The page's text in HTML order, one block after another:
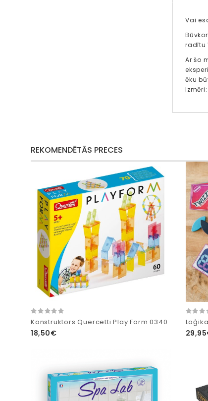
Vai
radītu
Ar šo
ēku
Izmēri:
REKOMENDĒTĀS PRECES
Konstruktors Quercetti Play Form 0340
18,50€